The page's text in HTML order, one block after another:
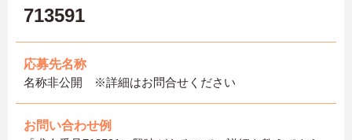
713591
応募先名称
名称非公開 ※詳細はお問合せください
お問い合わせ例